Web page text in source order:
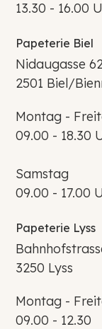
13.30 - 16.00
Papeterie Biel
Nidaugasse
2501 Biel/
Montag -
09.00 - 18.30
Samstag
09.00 - 17.00
Papeterie Lyss
3250 Lyss
Montag -
09.00 - 12.30